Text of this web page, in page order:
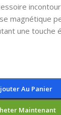
magnétique
une touche
Au Panier
Maintenant